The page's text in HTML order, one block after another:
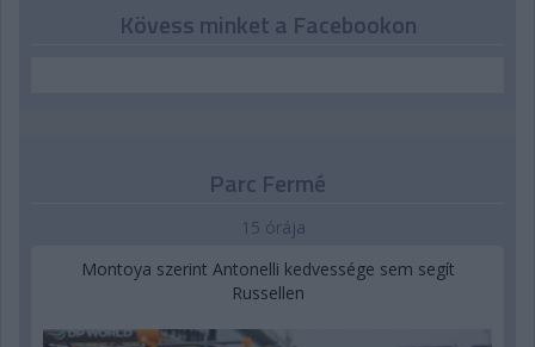
Kövess minket a Facebookon
Parc Fermé
15 órája
Montoya szerint Antonelli kedvessége sem segít
Russellen